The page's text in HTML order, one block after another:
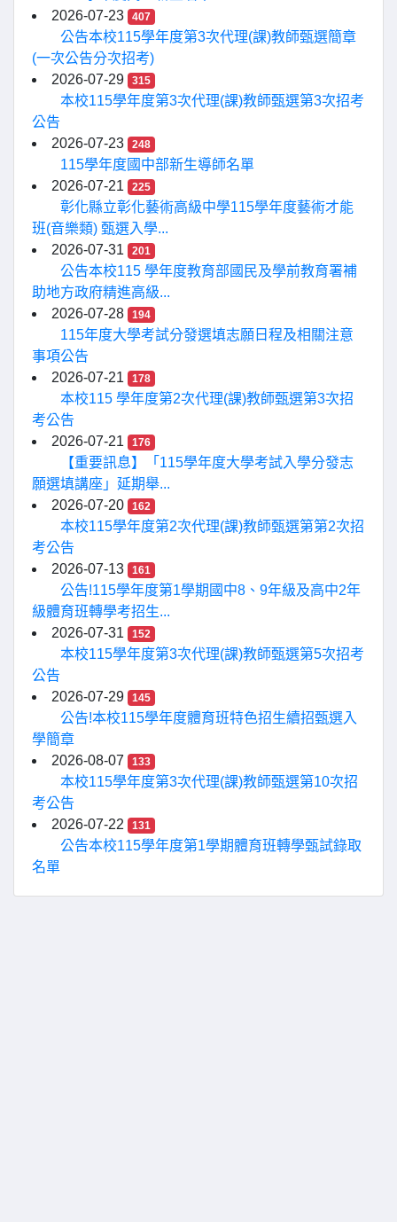
2026-07-23
407
公告本校115學年度第3次代理(課)教師甄選簡章
(一次公告分次招考)
2026-07-29
315
本校115學年度第3次代理(課)教師甄選第3次招考
公告
2026-07-23
248
115學年度國中部新生導師名單
2026-07-21
225
彰化縣立彰化藝術高級中學115學年度藝術才能
班(音樂類) 甄選入學...
2026-07-31
201
公告本校115 學年度教育部國民及學前教育署補
助地方政府精進高級...
2026-07-28
194
115年度大學考試分發選填志願日程及相關注意
事項公告
2026-07-21
178
本校115 學年度第2次代理(課)教師甄選第3次招
考公告
2026-07-21
176
【重要訊息】「115學年度大學考試入學分發志
願選填講座」延期舉...
2026-07-20
162
本校115學年度第2次代理(課)教師甄選第第2次招
考公告
2026-07-13
161
公告!115學年度第1學期國中8、9年級及高中2年
級體育班轉學考招生...
2026-07-31
152
本校115學年度第3次代理(課)教師甄選第5次招考
公告
2026-07-29
145
公告!本校115學年度體育班特色招生續招甄選入
學簡章
2026-08-07
133
本校115學年度第3次代理(課)教師甄選第10次招
考公告
2026-07-22
131
公告本校115學年度第1學期體育班轉學甄試錄取
名單